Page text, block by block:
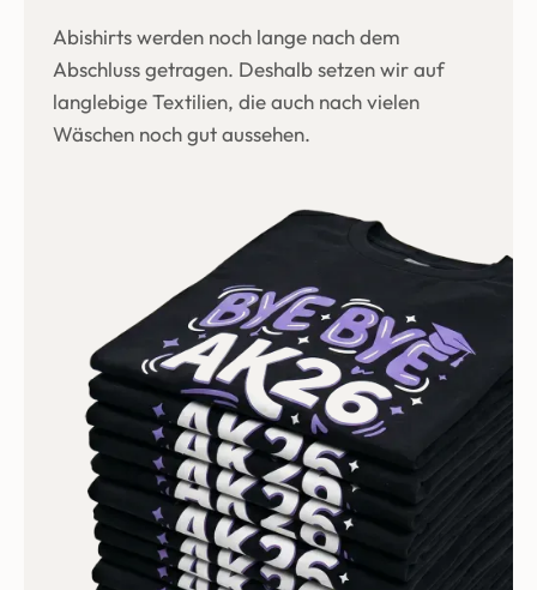
Abishirts werden noch lange nach dem
Abschluss getragen. Deshalb setzen wir auf
langlebige Textilien, die auch nach vielen
Wäschen noch gut aussehen.